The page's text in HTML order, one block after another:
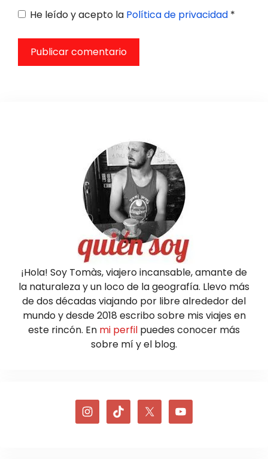
He leído y acepto la Política de privacidad *
¡Hola! Soy Tomàs, viajero incansable, amante de
la naturaleza y un loco de la geografía. Llevo más
de dos décadas viajando por libre alrededor del
mundo y desde 2018 escribo sobre mis viajes en
este rincón. En mi perfil puedes conocer más
sobre mí y el blog.